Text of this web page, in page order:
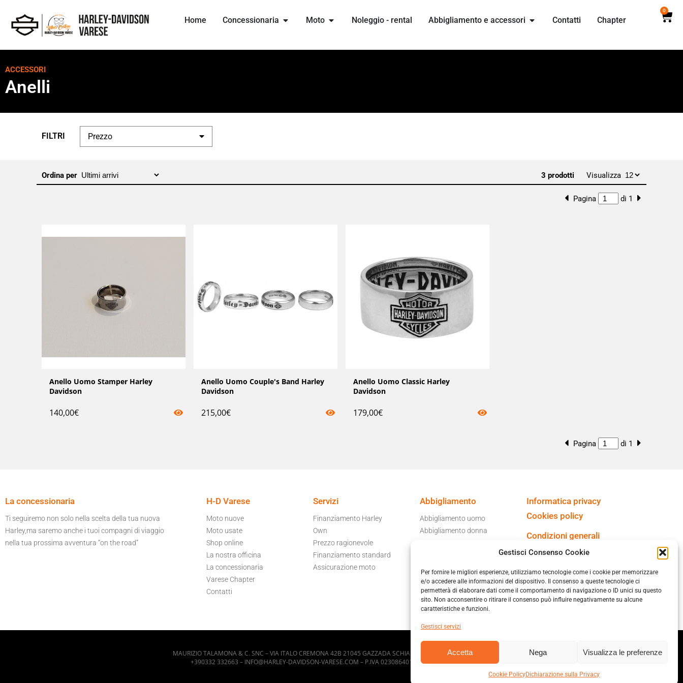
Gestisci Consenso Cookie
Per fornire le migliori esperienze, utilizziamo tecnologie come i cookie per memorizzare
e/o accedere alle informazioni del dispositivo. Il consenso a queste tecnologie ci
permetterà di elaborare dati come il comportamento di navigazione o ID unici su questo
sito. Non acconsentire o ritirare il consenso può influire negativamente su alcune
caratteristiche e funzioni.
Gestisci servizi
Accetta Nega Visualizza le preferenze
Cookie PolicyDichiarazione sulla Privacy
Home Concessionaria Moto Noleggio - rental Abbigliamento e accessori Contatti Chapter
0
ACCESSORI
Anelli
FILTRI Prezzo
Ordina per 3 prodotti Visualizza
Pagina di 1
Anello Uomo Stamper Harley
Davidson
140,00€
Anello Uomo Couple's Band Harley
Davidson
215,00€
Anello Uomo Classic Harley
Davidson
179,00€
Pagina di 1
La concessionaria
Ti seguiremo non solo nella scelta della tua nuova
Harley,ma saremo anche i tuoi compagni di viaggio
nella tua prossima avventura “on the road”
H-D Varese
Moto nuove
Moto usate
Shop online
La nostra officina
La concessionaria
Varese Chapter
Contatti
Servizi
Finanziamento Harley
Own
Prezzo ragionevole
Finanziamento standard
Assicurazione moto
Abbigliamento
Abbigliamento uomo
Abbigliamento donna
Informatica privacy
Cookies policy
Condizioni generali
di vendita
MAURIZIO TALAMONA & C. SNC – VIA ITALO CREMONA 42B 21045 GAZZADA SCHIANNO (VA)
+390332 332663 – INFO@HARLEY-DAVIDSON-VARESE.COM – P.IVA 02308640123